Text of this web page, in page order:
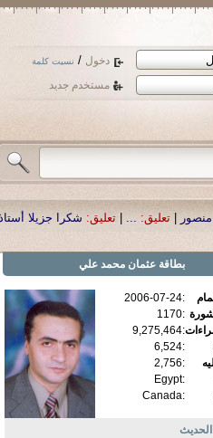
دخول / نسيت كلمة
مستخدم جديد
شكرا جزيلا أستاذ حمد الحمد .أكرمكم
بطاقةعثمان محمد علي
:
2006-07-24
:
1170
:
9,275,464
:
6,524
:
2,756
:
Egypt
:
Canada
الحديث